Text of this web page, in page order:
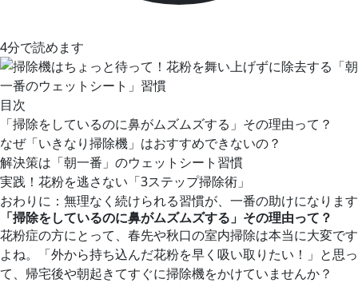
4分で読めます
目次
「掃除をしているのに鼻がムズムズする」その理由って？
なぜ「いきなり掃除機」はおすすめできないの？
解決策は「朝一番」のウェットシート習慣
実践！花粉を逃さない「3ステップ掃除術」
おわりに：無理なく続けられる習慣が、一番の助けになります
「掃除をしているのに鼻がムズムズする」その理由って？
花粉症の方にとって、春先や秋口の室内掃除は本当に大変です
よね。「外から持ち込んだ花粉を早く吸い取りたい！」と思っ
て、帰宅後や朝起きてすぐに掃除機をかけていませんか？